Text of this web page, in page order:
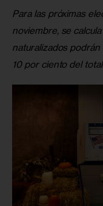
Para las próximas
noviembre, se
naturalizados
10 por ciento del